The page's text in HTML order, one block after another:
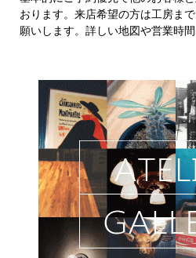
おります。来店希望の方は工房ま
願いします。詳しい地図や営業時間